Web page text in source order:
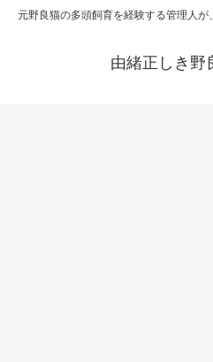
元野良猫の多頭飼育を経験する管理人が
由緒正しき野